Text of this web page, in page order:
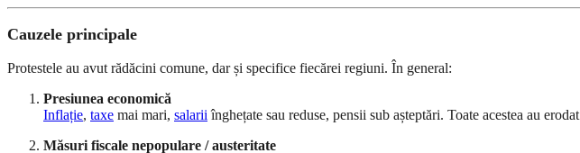
Cauzele principale
Protestele au avut rădăcini comune, dar și specifice fiecărei regiuni. În general:
Presiunea economică
Inflație, taxe mai mari, salarii înghețate sau reduse, pensii sub așteptări. Toate acestea au
Măsuri fiscale nepopulare / austeritate